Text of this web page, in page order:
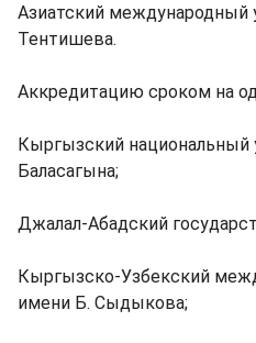
Азиатский международный
Тентишева.
Аккредитацию сроком на
Кыргызский национальный
Баласагына;
Джалал-Абадский
Кыргызско-Узбекский
имени Б. Сыдыкова;